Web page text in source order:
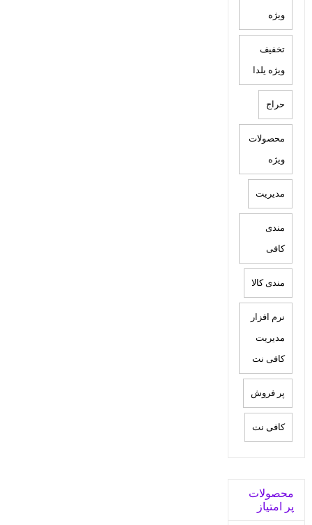
ویژه
تخفیف
ویژه یلدا
حراج
محصولات
ویژه
مدیریت
مندی
کافی
مندی کالا
نرم افزار
مدیریت
کافی نت
پر فروش
کافی نت
محصولات
پر امتیاز